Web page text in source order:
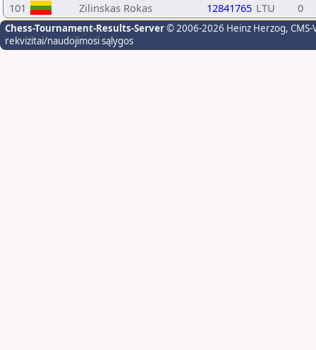
101
Zilinskas Rokas 12841765 LTU 0
Chess-Tournament-Results-Server© 2006-2026 Heinz Herzog,
rekvizitai/naudojimosi sąlygos